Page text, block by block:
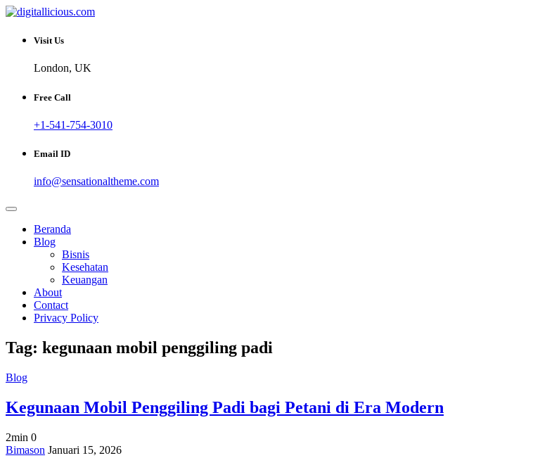
Skip
content
digitallicious.com
Sharing Digital Information
Visit Us
London, UK
Free Call
+1-541-754-3010
Email ID
info@sensationaltheme.com
Beranda
Blog
Bisnis
Kesehatan
Keuangan
About
Contact
Privacy Policy
Tag: kegunaan mobil penggiling padi
Blog
Kegunaan Mobil Penggiling Padi bagi Petani di Era Modern
2min 0
on
Bimason Januari 15, 2026